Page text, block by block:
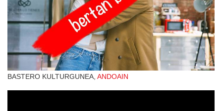
BASTERO KULTURGUNEA, ANDOAIN